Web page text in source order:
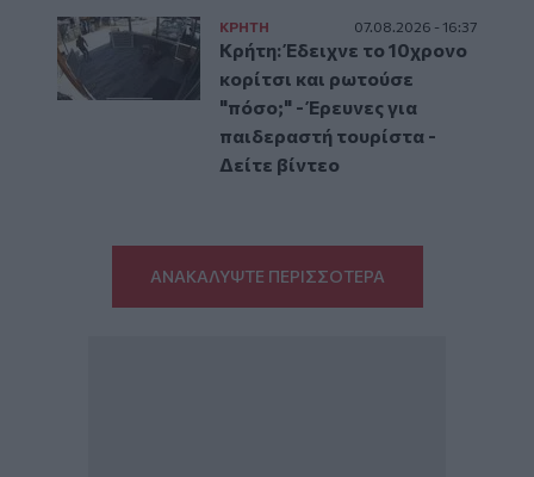
ΚΡΗΤΗ 07.08.2026 - 16:37
Κρήτη: Έδειχνε το 10χρονο
κορίτσι και ρωτούσε
"πόσο;" - Έρευνες για
παιδεραστή τουρίστα -
Δείτε βίντεο
ΑΝΑΚΑΛΥΨΤΕ ΠΕΡΙΣΣΟΤΕΡΑ